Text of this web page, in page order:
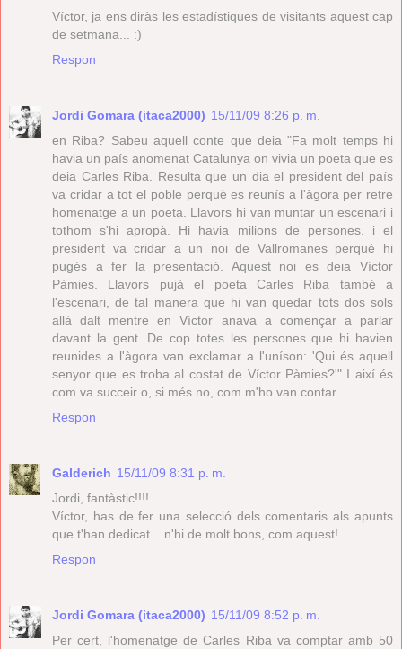
Víctor, ja ens diràs les estadístiques de visitants aquest cap
de setmana... :)
Respon
Jordi Gomara (itaca2000) 15/11/09 8:26 p. m.
en Riba? Sabeu aquell conte que deia "Fa molt temps hi
havia un país anomenat Catalunya on vivia un poeta que es
deia Carles Riba. Resulta que un dia el president del país
va cridar a tot el poble perquè es reunís a l'àgora per retre
homenatge a un poeta. Llavors hi van muntar un escenari i
tothom s'hi apropà. Hi havia milions de persones. i el
president va cridar a un noi de Vallromanes perquè hi
pugés a fer la presentació. Aquest noi es deia Víctor
Pàmies. Llavors pujà el poeta Carles Riba també a
l'escenari, de tal manera que hi van quedar tots dos sols
allà dalt mentre en Víctor anava a començar a parlar
davant la gent. De cop totes les persones que hi havien
reunides a l'àgora van exclamar a l'uníson: 'Qui és aquell
senyor que es troba al costat de Víctor Pàmies?'" I així és
com va succeir o, si més no, com m'ho van contar
Respon
Galderich 15/11/09 8:31 p. m.
Jordi, fantàstic!!!!
Víctor, has de fer una selecció dels comentaris als apunts
que t'han dedicat... n'hi de molt bons, com aquest!
Respon
Jordi Gomara (itaca2000) 15/11/09 8:52 p. m.
Per cert, l'homenatge de Carles Riba va comptar amb 50